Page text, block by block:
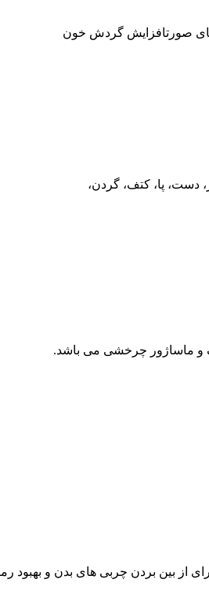
صورتافزایش گردش خون
دست، پا، کتف، گردن،
و ماساژور چرخشی می باشد.
از بین بردن چربی های بدن و بهبود